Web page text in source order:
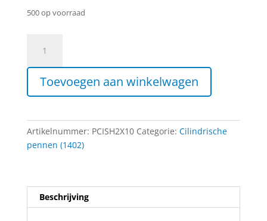
500 op voorraad
-
1/8"
x
aantal
Toevoegen aan winkelwagen
Artikelnummer: PCISH2X10 Categorie: Cilindrische
pennen (1402)
Beschrijving